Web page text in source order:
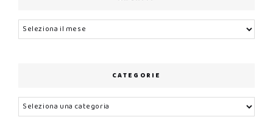
Archivi
CATEGORIE
Categorie